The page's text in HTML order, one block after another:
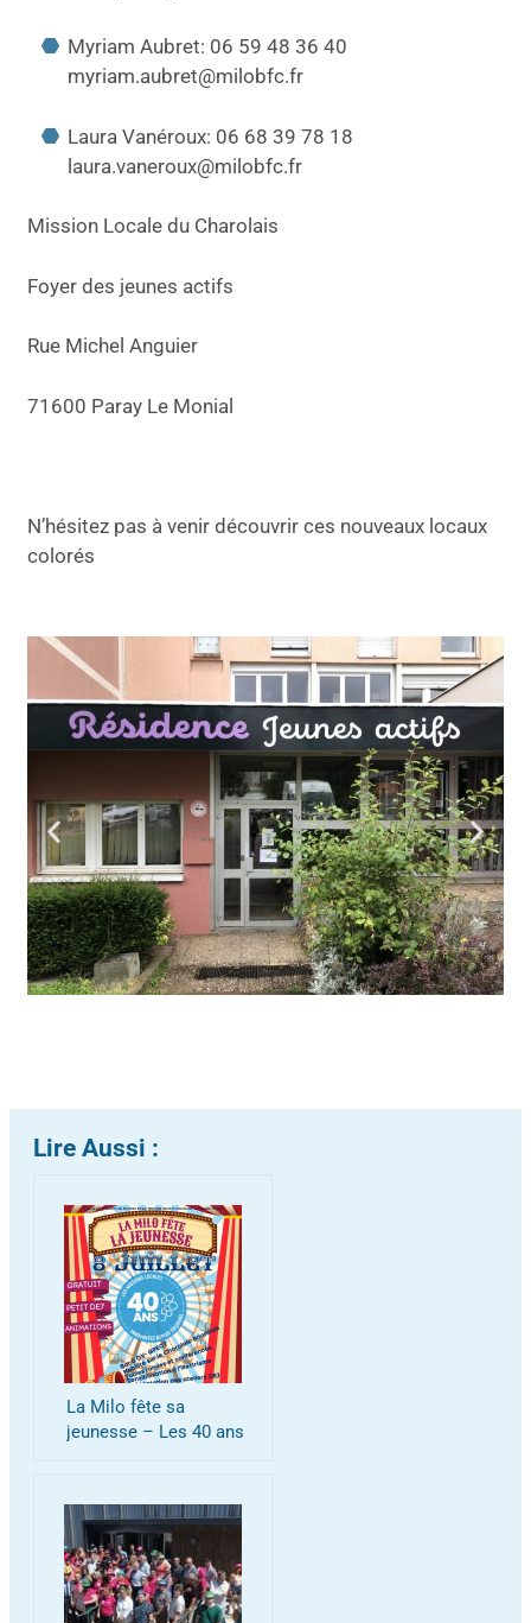
Myriam Aubret: 06 59 48 36 40
myriam.aubret@milobfc.fr
Laura Vanéroux: 06 68 39 78 18
laura.vaneroux@milobfc.fr
Mission Locale du Charolais
Foyer des jeunes actifs
Rue Michel Anguier
71600 Paray Le Monial
N’hésitez pas à venir découvrir ces nouveaux locaux
colorés
Lire Aussi :
La Milo fête sa
jeunesse – Les 40 ans